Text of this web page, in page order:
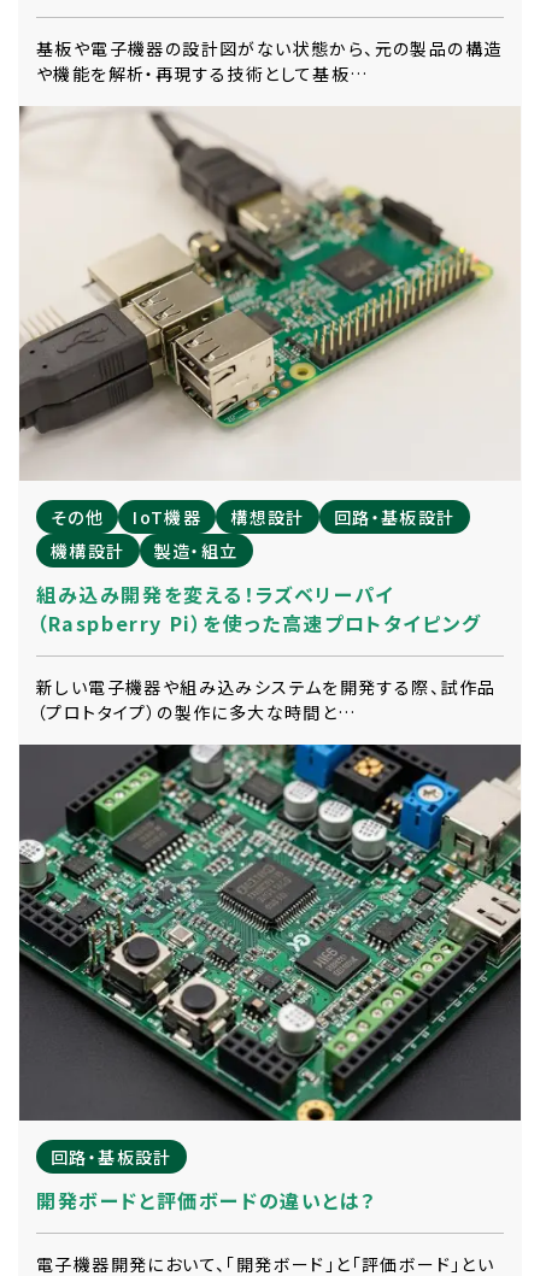
基板や電子機器の設計図がない状態から、元の製品の構造
や機能を解析・再現する技術として基板…
その他 IoT機器 構想設計
回路・基板設計
機構設計
製造・組立
組み込み開発を変える！ラズベリーパイ
（Raspberry Pi）を使った高速プロトタイピング
新しい電子機器や組み込みシステムを開発する際、試作品
（プロトタイプ）の製作に多大な時間と…
回路・基板設計
開発ボードと評価ボードの違いとは？
電子機器開発において、「開発ボード」と「評価ボード」とい